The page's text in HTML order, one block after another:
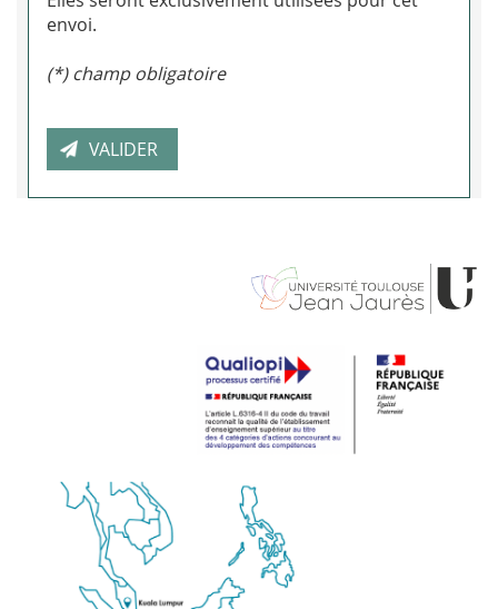
envoi.
(*) champ obligatoire